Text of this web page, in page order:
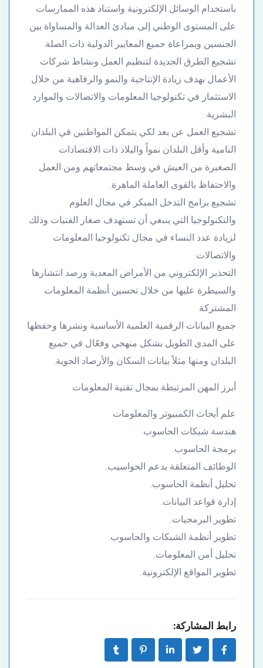
باستخدام الوسائل الإلكترونية واستناد هذه الممارسات
على المستوى الوطني إلى مبادئ العدالة والمساواة بين
الجنسين وبمراعاة جميع المعايير الدولية ذات الصلة.
تشجيع الطرق الجديدة لتنظيم العمل ونشاط شركات
الأعمال بهدف زيادة الإنتاجية والنمو والرفاهية من خلال
الاستثمار في تكنولوجيا المعلومات والاتصالات والموارد
البشرية.
تشجيع العمل عن بعد لكي يتمكن المواطنين في البلدان
النامية وأقل البلدان نمواً والبلاد ذات الاقتصادات
الصغيرة من العيش في وسط مجتمعاتهم ومن العمل
والاحتفاظ بالقوى العاملة الماهرة.
تشجيع برامج التدخل المبكر في مجال العلوم
والتكنولوجيا التي ينبغي أن تستهدف صغار الفتيات وذلك
لزيادة عدد النساء في مجال تكنولوجيا المعلومات
والاتصالات
التحذير الإلكتروني من الأمراض المعدية ورصد انتشارها
والسيطرة عليها من خلال تحسين أنظمة المعلومات
المشتركة
جميع البيانات الرقمية العلمية الأساسية ونشرها وحفظها
على المدى الطويل بشكل منهجي وفعّال في جميع
البلدان ومنها مثلاً بيانات السكان والأرصاد الجوية.
أبرز المهن المرتبطة بمجال تقنية المعلومات
علم أبحاث الكمبيوتر والمعلومات
هندسة شبكات الحاسوب
برمجة الحاسوب.
الوظائف المتعلقة بدعم الحواسيب.
تحليل أنظمة الحاسوب.
إدارة قواعد البيانات.
تطوير البرمجيات.
تطوير أنظمة الشبكات والحاسوب.
تحليل أمن المعلومات.
تطوير المواقع الإلكترونية.
رابط المشاركة: